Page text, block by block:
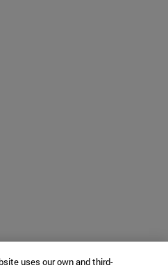
uses our own and third-